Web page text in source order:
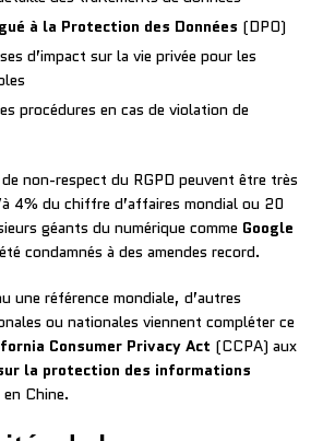
à la Protection des Données (DPO)
d’impact sur la vie privée pour les
procédures en cas de violation de
non-respect du RGPD peuvent être très
4% du chiffre d’affaires mondial ou 20
géants du numérique comme Google
condamnés à des amendes record.
une référence mondiale, d’autres
ou nationales viennent compléter ce
Consumer Privacy Act (CCPA) aux
la protection des informations
Chine.